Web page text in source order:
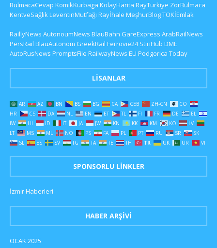
BulmacaCevap KomikKurbaga KolayHarita RayTurkiye ZorBulmaca
KentveSağlıkLeventinMutfağı Rayİhale MeşhurBlogTOKİEmlak
RaillyNews AutonoumNews BlauBahn GareExpress ArabRailNews
PersRail BlauAutonom GreekRail Ferrovie24 StiriHub DME
AutoRusNews PromptsFile RailwayNews EU Podgorica Today
LISANLAR
AR AZ BN BS BG CA CEB ZH-CN
CO
HR
CS DA NL EN ET TL FI FR DE
EL
IW
HI ID IT JA JW KN KK KM KO
LV
LT
MS ML NO PS FA PL PT RU SR
SK
SL
ES SV TG TA TE TH TR UK UR VI
SPONSORLU LINKLER
İzmir Haberleri
HABER ARŞIVI
OCAK 2025